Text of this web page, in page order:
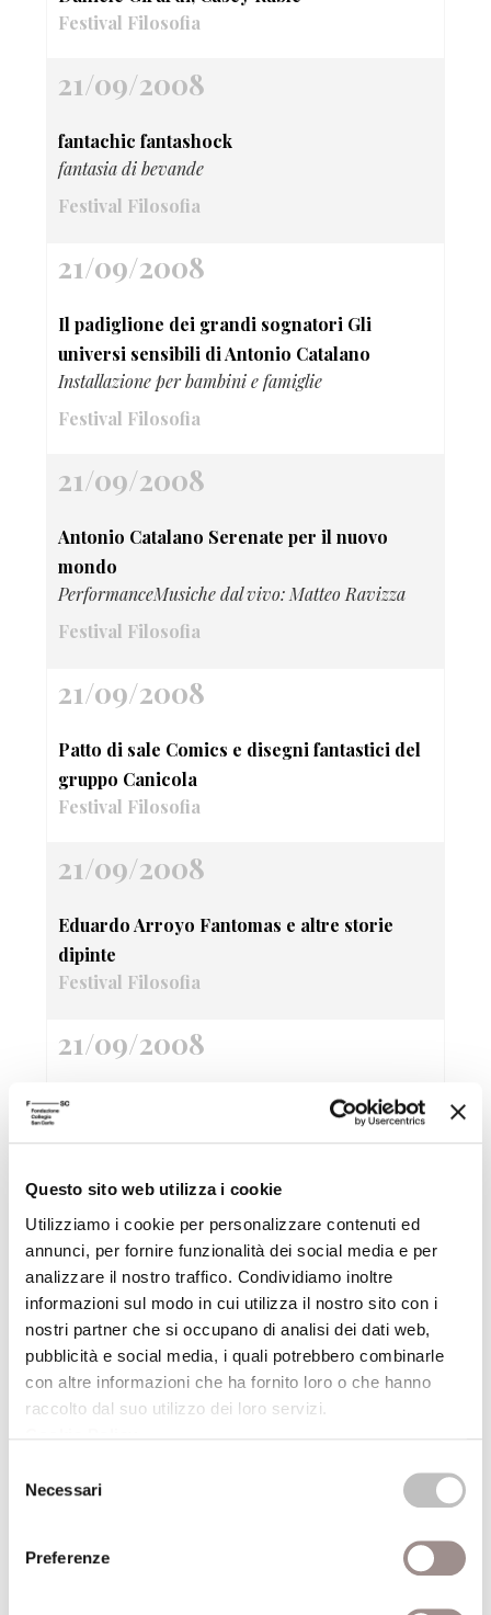
Questo sito web utilizza i cookie
Utilizziamo i cookie per personalizzare contenuti ed
annunci, per fornire funzionalità dei social media e per
analizzare il nostro traffico. Condividiamo inoltre
informazioni sul modo in cui utilizza il nostro sito con i
nostri partner che si occupano di analisi dei dati web,
pubblicità e social media, i quali potrebbero combinarle
con altre informazioni che ha fornito loro o che hanno
raccolto dal suo utilizzo dei loro servizi.
delNecessari
Preferenze
Festival Filosofia
21/09/2008
fantachic fantashock
fantasia di bevande
Festival Filosofia
21/09/2008
Il padiglione dei grandi sognatori Gli
universi sensibili di Antonio Catalano
Installazione per bambini e famiglie
Festival Filosofia
21/09/2008
Antonio Catalano Serenate per il nuovo
mondo
PerformanceMusiche dal vivo: Matteo Ravizza
Festival Filosofia
21/09/2008
Patto di sale Comics e disegni fantastici del
gruppo Canicola
Festival Filosofia
21/09/2008
Eduardo Arroyo Fantomas e altre storie
dipinte
Festival Filosofia
21/09/2008
Attraverso la finestra Fotografia di Giorgio
21/09/2008
Fantasia come progetto
Festival Filosofia
21/09/2008
Sandy Skoglund True Fiction
Marco Scozzaro Io mi annoio